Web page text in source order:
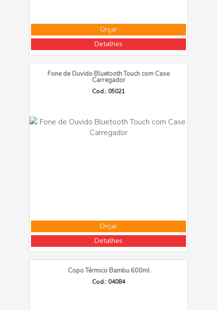
Orçar
Detalhes
Fone de Ouvido Bluetooth Touch com Case
Carregador
Cod.: 05021
Orçar
Detalhes
Copo Térmico Bambu 600ml
Cod.: 04084